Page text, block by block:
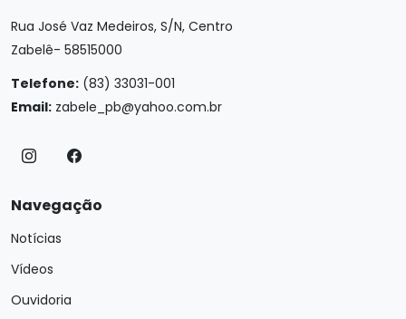
Rua José Vaz Medeiros, S/N, Centro
Zabelê- 58515000
Telefone: (83) 33031-001
Email: zabele_pb@yahoo.com.br
Navegação
Notícias
Vídeos
Ouvidoria